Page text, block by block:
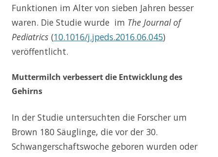
Funktionen im Alter von sieben Jahren besser
waren. Die Studie wurde im The Journal of
Pediatrics (10.1016/j.jpeds.2016.06.045)
veröffentlicht.
Muttermilch verbessert die Entwicklung des
Gehirns
In der Studie untersuchten die Forscher um
Brown 180 Säuglinge, die vor der 30.
Schwangerschaftswoche geboren wurden oder